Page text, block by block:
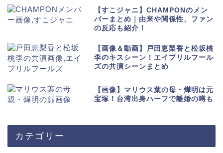
【すこジャニ】CHAMPONのメン
バーまとめ｜由来や関係性、ファン
の反応も紹介！
【画像＆動画】戸田恵梨香と松坂桃
李のキスシーン！エイプリルフール
ズの共演シーンまとめ
【画像】マリウス葉の母・燁明は元
宝塚！台湾出身ハーフで離婚の噂も
カテゴリー